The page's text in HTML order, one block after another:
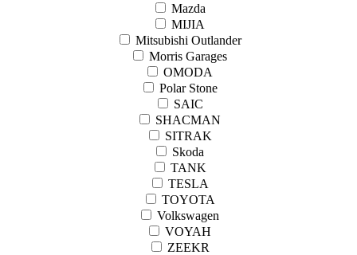
Mazda
MIJIA
Mitsubishi Outlander
Morris Garages
OMODA
Polar Stone
SAIC
SHACMAN
SITRAK
Skoda
TANK
TESLA
TOYOTA
Volkswagen
VOYAH
ZEEKR